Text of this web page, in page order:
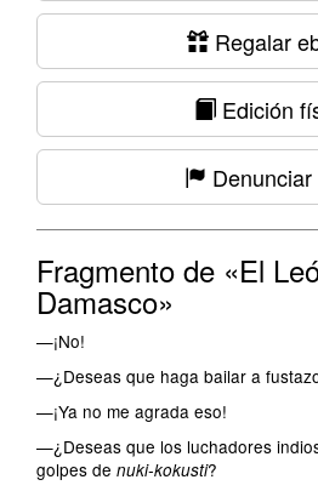
Regalar
Edición
Fragmento de «El
Damasco»
—¡No!
—¿Deseas que haga bailar a
—¡Ya no me agrada eso!
—¿Deseas que los luchadores
golpes de nuki-kokusti?